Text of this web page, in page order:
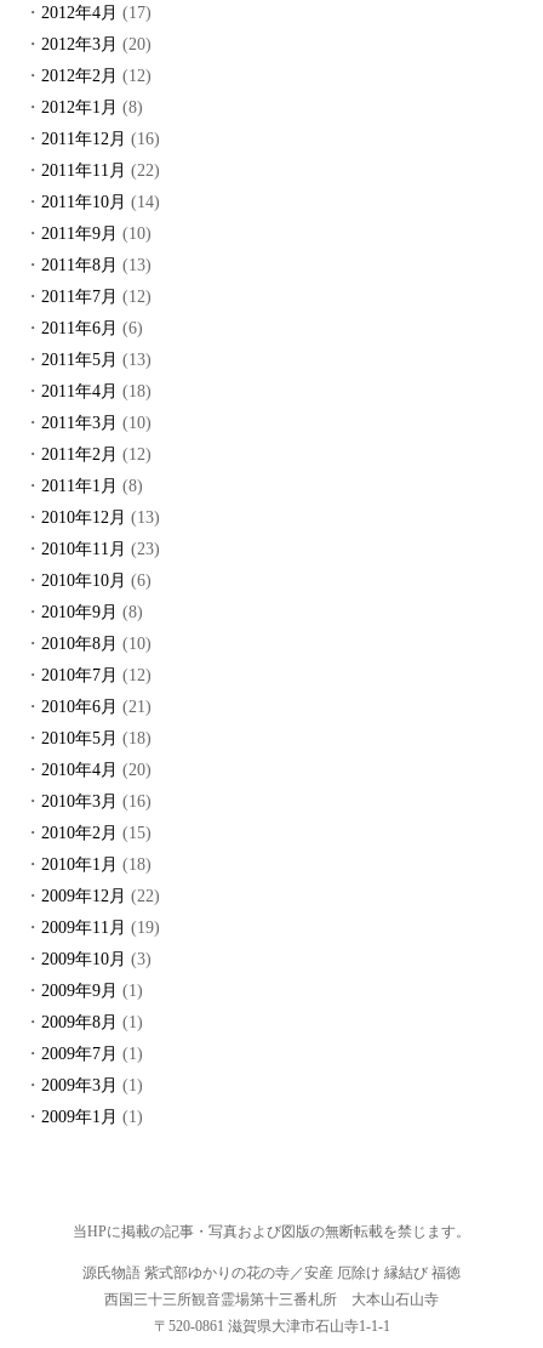
2012年4月 (17)
2012年3月 (20)
2012年2月 (12)
2012年1月 (8)
2011年12月 (16)
2011年11月 (22)
2011年10月 (14)
2011年9月 (10)
2011年8月 (13)
2011年7月 (12)
2011年6月 (6)
2011年5月 (13)
2011年4月 (18)
2011年3月 (10)
2011年2月 (12)
2011年1月 (8)
2010年12月 (13)
2010年11月 (23)
2010年10月 (6)
2010年9月 (8)
2010年8月 (10)
2010年7月 (12)
2010年6月 (21)
2010年5月 (18)
2010年4月 (20)
2010年3月 (16)
2010年2月 (15)
2010年1月 (18)
2009年12月 (22)
2009年11月 (19)
2009年10月 (3)
2009年9月 (1)
2009年8月 (1)
2009年7月 (1)
2009年3月 (1)
2009年1月 (1)
当HPに掲載の記事・写真および図版の無断転載を禁じます。
源氏物語 紫式部ゆかりの花の寺／安産 厄除け 縁結び 福徳
西国三十三所観音霊場第十三番札所 大本山石山寺
〒520-0861 滋賀県大津市石山寺1-1-1